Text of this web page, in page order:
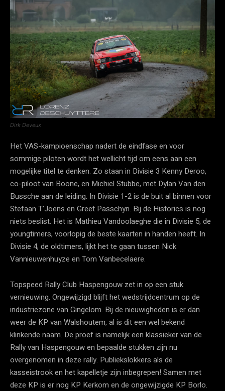
Dirk Deveux
Het VAS-kampioenschap nadert de eindfase en voor
sommige piloten wordt het wellicht tijd om eens aan een
mogelijke titel te denken. Zo staan in Divisie 3 Kenny Deroo,
co-piloot van Boone, en Michiel Stubbe, met Dylan Van den
Bussche aan de leiding. In Divisie 1-2 is de buit al binnen voor
Stefaan T’Joens en Greet Passchyn. Bij de Historics is nog
niets beslist. Het is Mathieu Vandoolaeghe die in Divisie 5, de
youngtimers, voorlopig de beste kaarten in handen heeft. In
Divisie 4, de oldtimers, lijkt het te gaan tussen Nick
Vannieuwenhuyze en Tom Vanbecelaere.
Topspeed Rally Club Haspengouw zet in op een stuk
vernieuwing. Ongewijzigd blijft het wedstrijdcentrum op de
industriezone van Gingelom. Bij de nieuwigheden is er dan
weer de KP van Walshoutem, al is dit een wel bekend
klinkende naam. De proef is namelijk een klassieker van de
Rally van Haspengouw en bepaalde stukken zijn nu
overgenomen in deze rally. Publiekslokkers als de
kasseistrook en het kapelletje zijn inbegrepen! Samen met
deze KP is er nog KP Kerkom en de ongewijzigde KP Borlo.